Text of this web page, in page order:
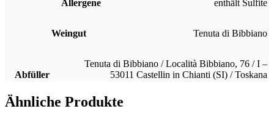
Allergene enthält Sulfite
Weingut Tenuta di Bibbiano
Abfüller
Tenuta di Bibbiano / Località Bibbiano, 76 / I –
53011 Castellin in Chianti (SI) / Toskana
Ähnliche Produkte